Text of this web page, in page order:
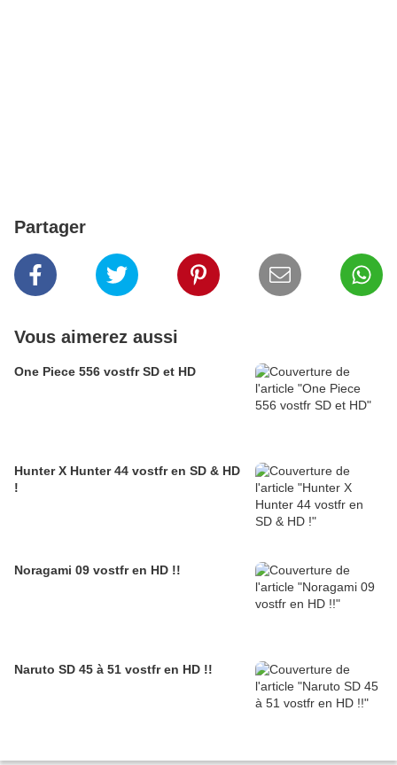
Partager
Vous aimerez aussi
One Piece 556 vostfr SD et HD
Hunter X Hunter 44 vostfr en SD & HD
!
Noragami 09 vostfr en HD !!
Naruto SD 45 à 51 vostfr en HD !!